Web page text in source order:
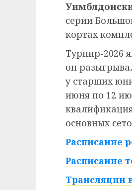
серии
кортах
Турнир-2026
он
у старших
июня по 12
основных
Расписание
Расписание
Трансляции